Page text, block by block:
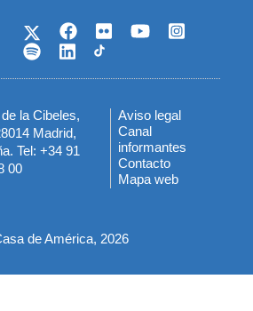
la Cibeles,
Madrid,
Tel: +34 91
00
Menú
del
pie
Aviso legal
Canal
informantes
Contacto
Mapa web
de América, 2026